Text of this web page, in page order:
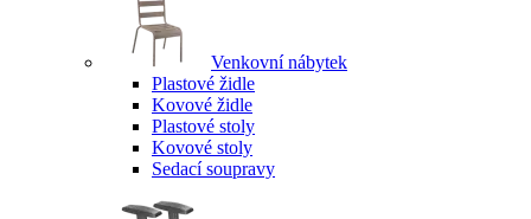
Venkovní nábytek
Plastové židle
Kovové židle
Plastové stoly
Kovové stoly
Sedací soupravy